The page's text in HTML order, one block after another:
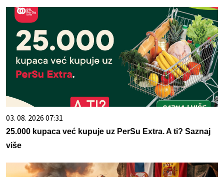
03. 08. 2026 07:31
25.000 kupaca već kupuje uz PerSu Extra. A ti? Saznaj
više